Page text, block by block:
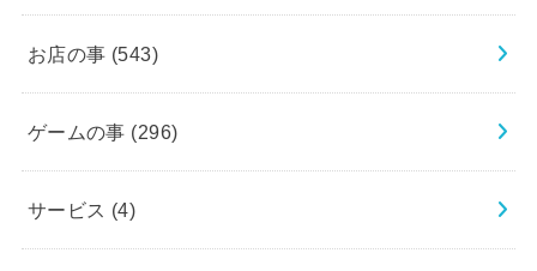
お店の事 (543)
ゲームの事 (296)
サービス (4)